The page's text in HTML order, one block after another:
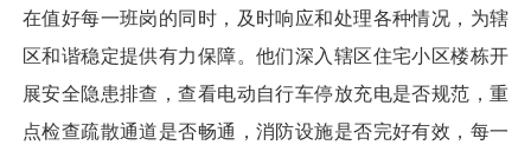
在值好每一班岗的同时，及时响应和处理各种情况，为辖
区和谐稳定提供有力保障。他们深入辖区住宅小区楼栋开
展安全隐患排查，查看电动自行车停放充电是否规范，重
点检查疏散通道是否畅通，消防设施是否完好有效，每一